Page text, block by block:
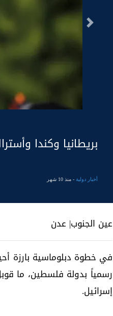
السابق
بريطانيا وكندا
أخبار دولية- منذ 10 شهر
عين الجنوب| عدن
في خطوة دبلوماسية بارزة
رسمياً بدولة فلسطين، ما
إسرائيل.